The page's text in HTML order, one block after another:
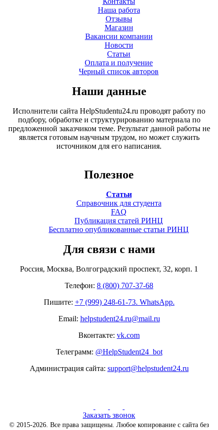
Наша работа
Отзывы
Магазин
Вакансии компании
Новости
Статьи
Оплата и получение
Черный список авторов
Наши данные
Исполнители сайта HelpStudentu24.ru проводят работу по
подбору, обработке и структурированию материала по
предложенной заказчиком теме. Результат данной работы не
является готовым научным трудом, но может служить
источником для его написания.
Полезное
Статьи
Справочник для студента
FAQ
Публикация статей РИНЦ
Бесплатно опубликованные статьи РИНЦ
Для связи с нами
Россия, Москва, Волгоградский проспект, 32, корп. 1
Телефон: 8 (800) 707-37-68
Пишите: +7 (999) 248-61-73. WhatsApp.
Email: helpstudent24.ru@mail.ru
Вконтакте: vk.com
Телеграмм: @HelpStudent24_bot
Администрация сайта: support@helpstudent24.ru
Заказать звонок
© 2015-2026. Все права защищены. Любое копирование с сайта без